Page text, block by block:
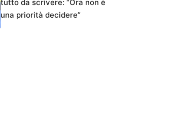
tutto da scrivere: “Ora non è
una priorità decidere”